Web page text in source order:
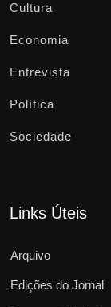
Cultura
Economia
Entrevista
Política
Sociedade
Links Úteis
Arquivo
Edições do Jornal